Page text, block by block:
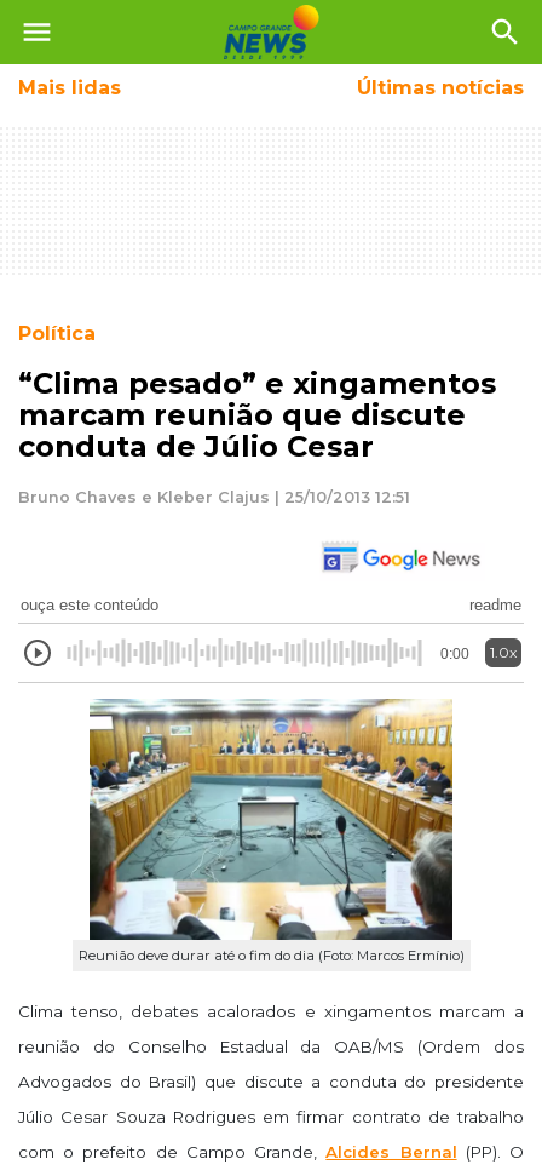
menu search
Mais lidas Últimas notícias
Política
“Clima pesado” e xingamentos
marcam reunião que discute
conduta de Júlio Cesar
Bruno Chaves e Kleber Clajus | 25/10/2013 12:51
ouça este conteúdo readme
0:00 1.0x
Reunião deve durar até o fim do dia (Foto: Marcos Ermínio)
Clima tenso, debates acalorados e xingamentos marcam a
reunião do Conselho Estadual da OAB/MS (Ordem dos
Advogados do Brasil) que discute a conduta do presidente
Júlio Cesar Souza Rodrigues em firmar contrato de trabalho
com o prefeito de Campo Grande,Alcides Bernal (PP). O